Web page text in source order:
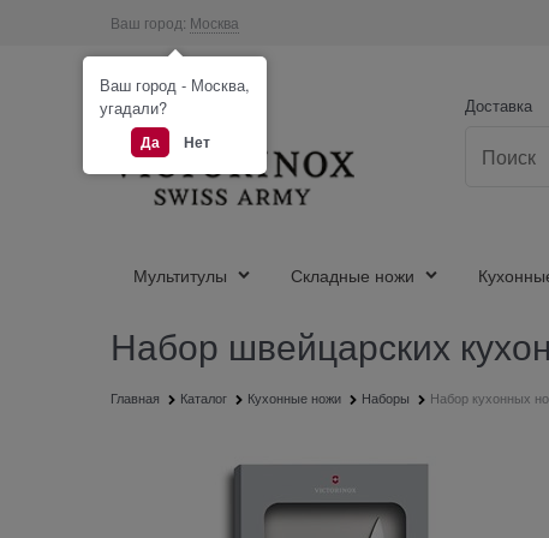
Ваш город: Москва
Доставка
Мультитулы Складные ножи
Набор швейцарских
Главная Каталог Кухонные ножи Наборы Набор кухонных
Ваш город - Москва,
угадали?
Да Нет